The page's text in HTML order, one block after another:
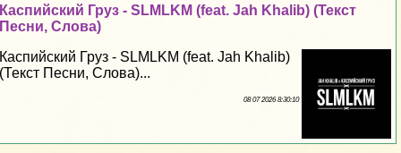
Каспийский Груз - SLMLKM (feat. Jah Khalib) (Текст
Песни, Слова)
Каспийский Груз - SLMLKM (feat. Jah Khalib)
(Текст Песни, Слова)...
08 07 2026 8:30:10